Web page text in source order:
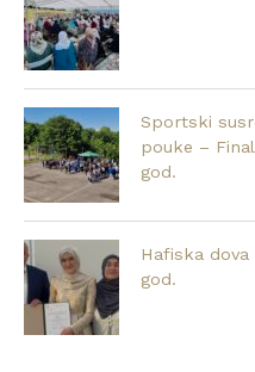
Sportski
pouke –
god.
Hafiska dova
god.